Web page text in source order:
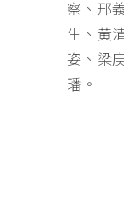
察、邢
生、黃
姿、梁
璠。